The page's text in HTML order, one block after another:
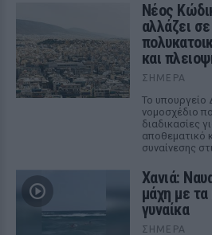
Νέος
αλλάζει
και
ΣΉΜΕΡΑ
Το υπουργείο
νομοσχέδιο
διαδικασίες
αποθεματικό
συναίνεσης
Χανιά:
μάχη με
γυναίκα
ΣΉΜΕΡΑ